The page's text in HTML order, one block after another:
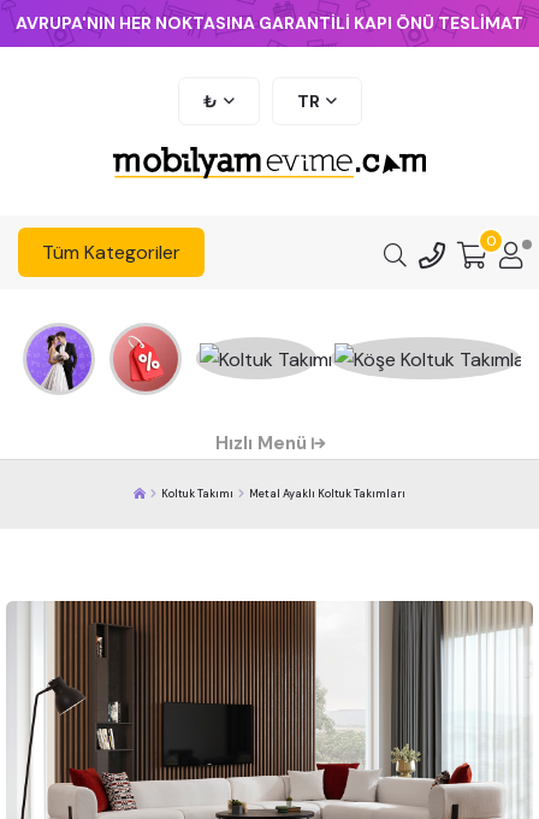
AVRUPA'NIN HER NOKTASINA GARANTİLİ KAPI ÖNÜ TESLİMAT
₺ TR
Tüm Kategoriler 0
Hızlı Menü
Koltuk Takımı Metal Ayaklı Koltuk Takımları